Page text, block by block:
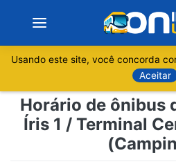
Sobre
Minas Gerais
Usando este site, você concorda
Aceitar
Horário de ônibus
Íris 1 / Terminal